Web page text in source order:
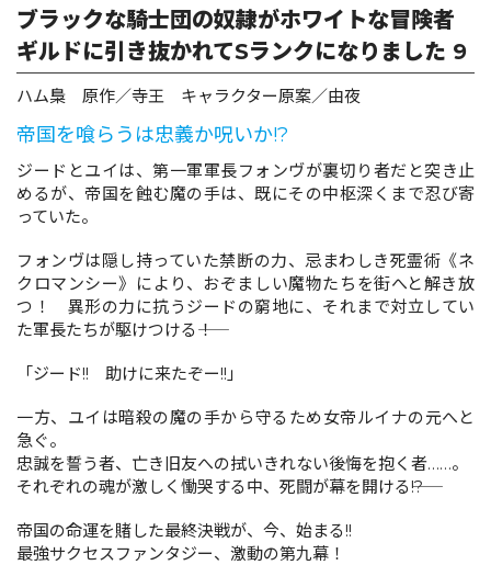
リキューレ
コミックパルフェ
コミックエッセイ
ブラックな騎士団の奴隷がホワイトな冒険者
ギルドに引き抜かれてSランクになりました 9
ハム梟 原作／寺王 キャラクター原案／由夜
帝国を喰らうは忠義か呪いか!?
ジードとユイは、第一軍軍長フォンヴが裏切り者だと突き止
めるが、帝国を蝕む魔の手は、既にその中枢深くまで忍び寄
っていた。
フォンヴは隠し持っていた禁断の力、忌まわしき死霊術《ネ
クロマンシー》により、おぞましい魔物たちを街へと解き放
つ！ 異形の力に抗うジードの窮地に、それまで対立してい
た軍長たちが駆けつける――！
「ジード!! 助けに来たぞー!!」
一方、ユイは暗殺の魔の手から守るため女帝ルイナの元へと
急ぐ。
忠誠を誓う者、亡き旧友への拭いきれない後悔を抱く者……。
それぞれの魂が激しく慟哭する中、死闘が幕を開ける――!?
帝国の命運を賭した最終決戦が、今、始まる!!
最強サクセスファンタジー、激動の第九幕！